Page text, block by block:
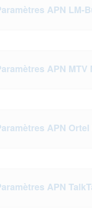
APN LM-
APN MTV
APN
APN